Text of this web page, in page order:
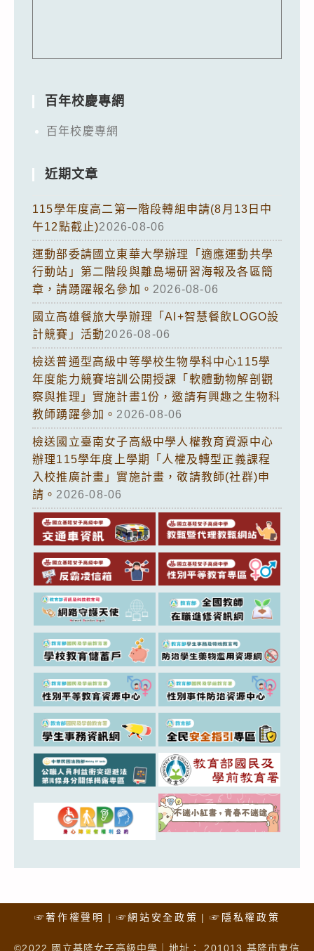
百年校慶專網
百年校慶專網
近期文章
115學年度高二第一階段轉組申請(8月13日中
午12點截止)2026-08-06
運動部委請國立東華大學辦理「適應運動共學
行動站」第二階段與離島場研習海報及各區簡
章，請踴躍報名參加。 2026-08-06
國立高雄餐旅大學辦理「AI+智慧餐飲LOGO設
計競賽」活動2026-08-06
檢送普通型高級中等學校生物學科中心115學
年度能力競賽培訓公開授課「軟體動物解剖觀
察與推理」實施計畫1份，邀請有興趣之生物科
教師踴躍參加。 2026-08-06
檢送國立臺南女子高級中學人權教育資源中心
辦理115學年度上學期「人權及轉型正義課程
入校推廣計畫」實施計畫，敬請教師(社群)申
請。 2026-08-06
☞著作權聲明 ☞網站安全政策 ☞隱私權政策
©2022 國立基隆女子高級中學｜地址： 201013 基隆市東信